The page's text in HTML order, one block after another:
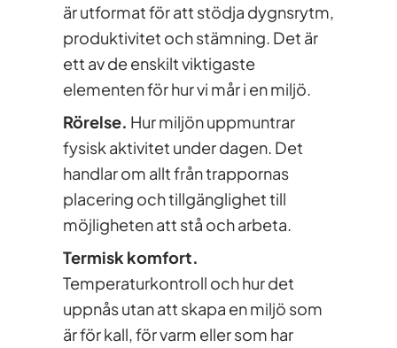
är utformat för att stödja dygnsrytm,
produktivitet och stämning. Det är
ett av de enskilt viktigaste
elementen för hur vi mår i en miljö.
Rörelse. Hur miljön uppmuntrar
fysisk aktivitet under dagen. Det
handlar om allt från trappornas
placering och tillgänglighet till
möjligheten att stå och arbeta.
Termisk komfort.
Temperaturkontroll och hur det
uppnås utan att skapa en miljö som
är för kall, för varm eller som har